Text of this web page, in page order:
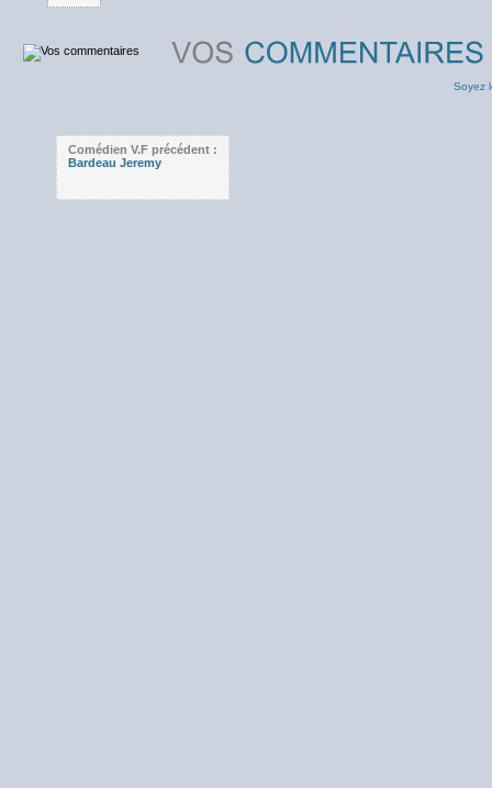
Soyez
Comédien V.F précédent :
Bardeau Jeremy